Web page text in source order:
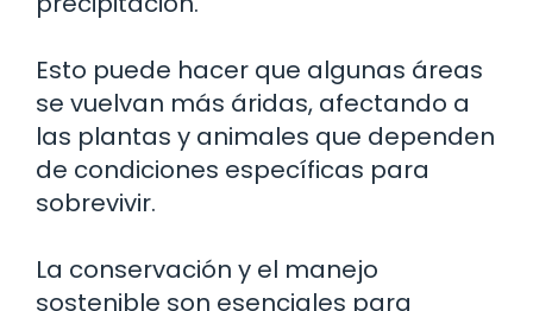
Esto puede hacer que algunas áreas
se vuelvan más áridas, afectando a
las plantas y animales que dependen
de condiciones específicas para
sobrevivir.
La conservación y el manejo
sostenible son esenciales para